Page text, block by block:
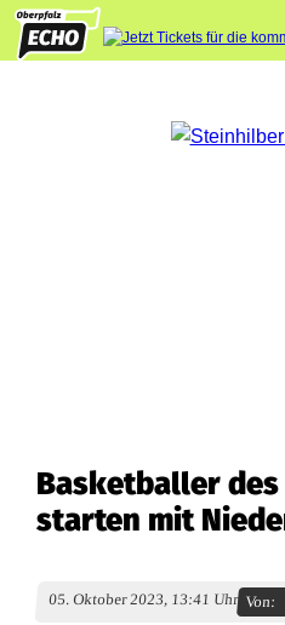
Basketballer des
starten mit
05. Oktober 2023, 13:41 Uhr Von: